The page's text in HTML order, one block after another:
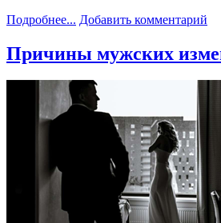
Подробнее... Добавить комментарий
Причины мужских